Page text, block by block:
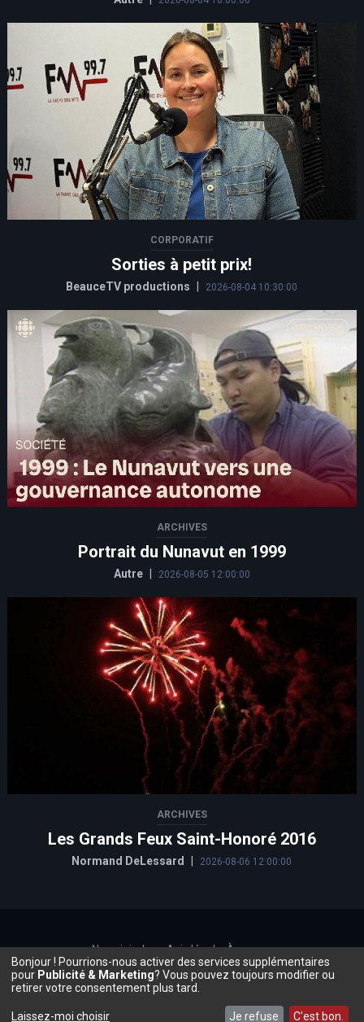
CORPORATIF
Sorties à petit prix!
BeauceTV productions 2026-08-04 10:30:00
ARCHIVES
Portrait du Nunavut en 1999
Autre 2026-08-05 12:00:00
ARCHIVES
Les Grands Feux Saint-Honoré 2016
Normand DeLessard 2026-08-06 12:00:00
Bonjour ! Pourrions-nous activer des services supplémentaires
pour Publicité & Marketing? Vous pouvez toujours modifier ou
retirer votre consentement plus tard.
Laissez-moi choisir Je refuse C'est bon.
Nous joindre Avis légal À propos
©2026, Beauce.TV